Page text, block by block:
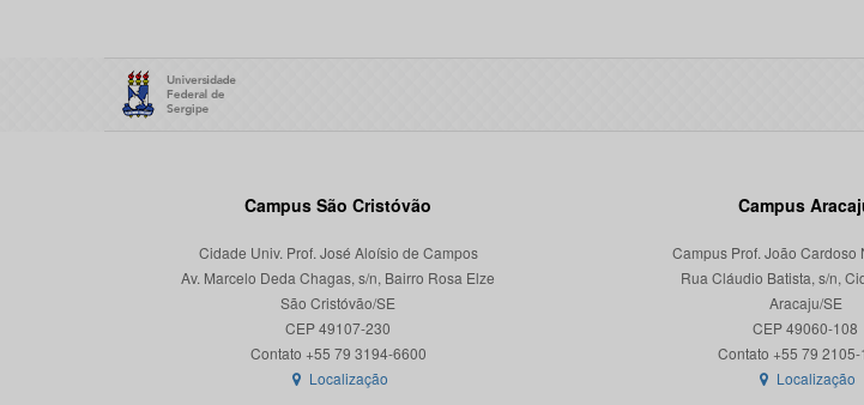
Campus São Cristóvão
Cidade Univ. Prof. José Aloísio de Campos
Av. Marcelo Deda Chagas, s/n, Bairro Rosa Elze
São Cristóvão/SE
CEP 49107-230
Localização
Campus
Campus Prof. João Cardoso
Rua Cláudio Batista, s/n,
Aracaju/SE
CEP 49060-108
Localização